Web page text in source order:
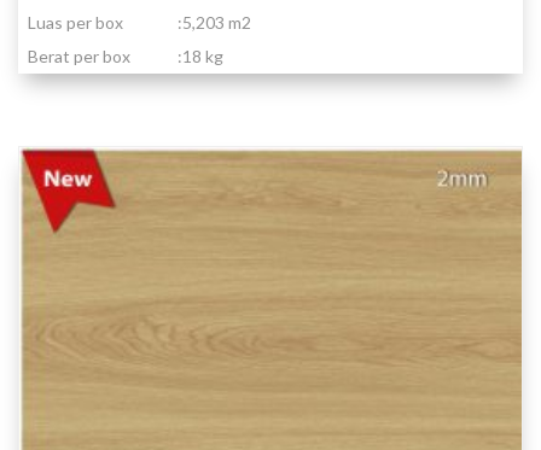
Luas per box
:5,203 m2
Berat per box
:18 kg